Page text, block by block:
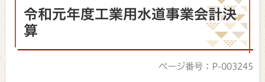
令和元年度工業用水道事業会計決
算
ページ番号：P-003245